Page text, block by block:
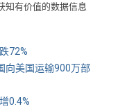
知有价值的数据信息
72%
向美国运输900万部
0.4%